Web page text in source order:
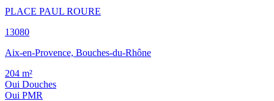
PLACE PAUL ROURE
13080
Aix-en-Provence, Bouches-du-Rhône
204 m²
Oui Douches
Oui PMR